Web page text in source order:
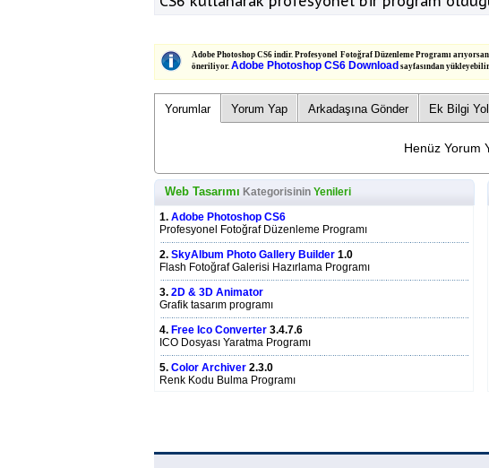
Adobe Photoshop CS6 indir. Profesyonel Fotoğraf Düzenleme Programı
öneriliyor. Adobe Photoshop CS6 Download sayfasından
Yorumlar Yorum Yap Arkadaşına Gönder Ek Bilgi
Henüz Yorum
Web Tasarımı Kategorisinin Yenileri
1. Adobe Photoshop CS6
Profesyonel Fotoğraf Düzenleme Programı
2. SkyAlbum Photo Gallery Builder 1.0
Flash Fotoğraf Galerisi Hazırlama Programı
3. 2D & 3D Animator
Grafik tasarım programı
4. Free Ico Converter 3.4.7.6
ICO Dosyası Yaratma Programı
5. Color Archiver 2.3.0
Renk Kodu Bulma Programı